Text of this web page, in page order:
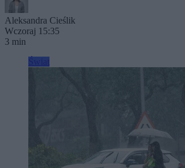
Aleksandra Cieślik
Wczoraj 15:35
3 min